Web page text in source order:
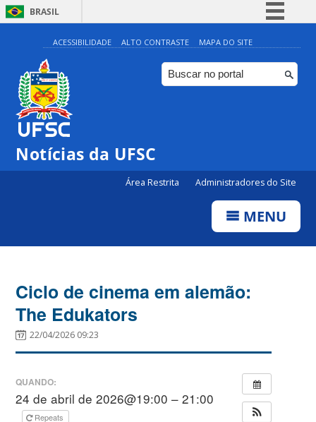
BRASIL
Simplifique!
Comunica BR
Participe
ACESSIBILIDADE ALTO CONTRASTE MAPA DO SITE
Notícias da UFSC
Área Restrita Administradores do Site
MENU
Ciclo de cinema em alemão:
The Edukators
22/04/2026 09:23
QUANDO:
24 de abril de 2026@19:00 – 21:00
Repeats